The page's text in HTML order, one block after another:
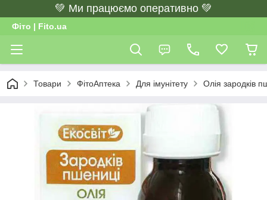
💚 Ми працюємо оперативно 💚
Фіто | Fito.ua
Товари ФітоАптека Для імунітету Олія зародків